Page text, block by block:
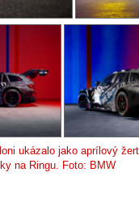
ukázalo jako aprílový
na Ringu. Foto: BMW